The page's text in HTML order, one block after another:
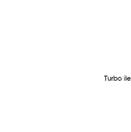
Turbo ile